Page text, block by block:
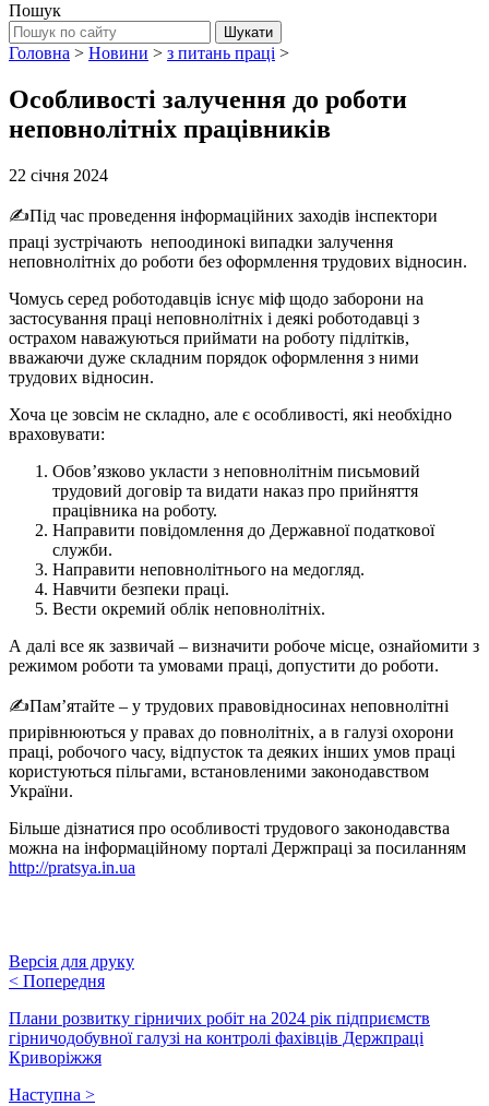
Пошук
Головна > Новини > з питань праці >
Особливості залучення до роботи
неповнолітніх працівників
22 січня 2024
✍️Під час проведення інформаційних заходів інспектори
праці зустрічають непоодинокі випадки залучення
неповнолітніх до роботи без оформлення трудових відносин.
Чомусь серед роботодавців існує міф щодо заборони на
застосування праці неповнолітніх і деякі роботодавці з
острахом наважуються приймати на роботу підлітків,
вважаючи дуже складним порядок оформлення з ними
трудових відносин.
Хоча це зовсім не складно, але є особливості, які необхідно
враховувати:
Обов’язково укласти з неповнолітнім письмовий
трудовий договір та видати наказ про прийняття
працівника на роботу.
Направити повідомлення до Державної податкової
служби.
Направити неповнолітнього на медогляд.
Навчити безпеки праці.
Вести окремий облік неповнолітніх.
А далі все як зазвичай – визначити робоче місце, ознайомити з
режимом роботи та умовами праці, допустити до роботи.
✍️Пам’ятайте – у трудових правовідносинах неповнолітні
прирівнюються у правах до повнолітніх, а в галузі охорони
праці, робочого часу, відпусток та деяких інших умов праці
користуються пільгами, встановленими законодавством
України.
Більше дізнатися про особливості трудового законодавства
можна на інформаційному порталі Держпраці за посиланням
http://pratsya.in.ua
Версія для друку
< Попередня
Плани розвитку гірничих робіт на 2024 рік підприємств
гірничодобувної галузі на контролі фахівців Держпраці
Криворіжжя
Наступна >